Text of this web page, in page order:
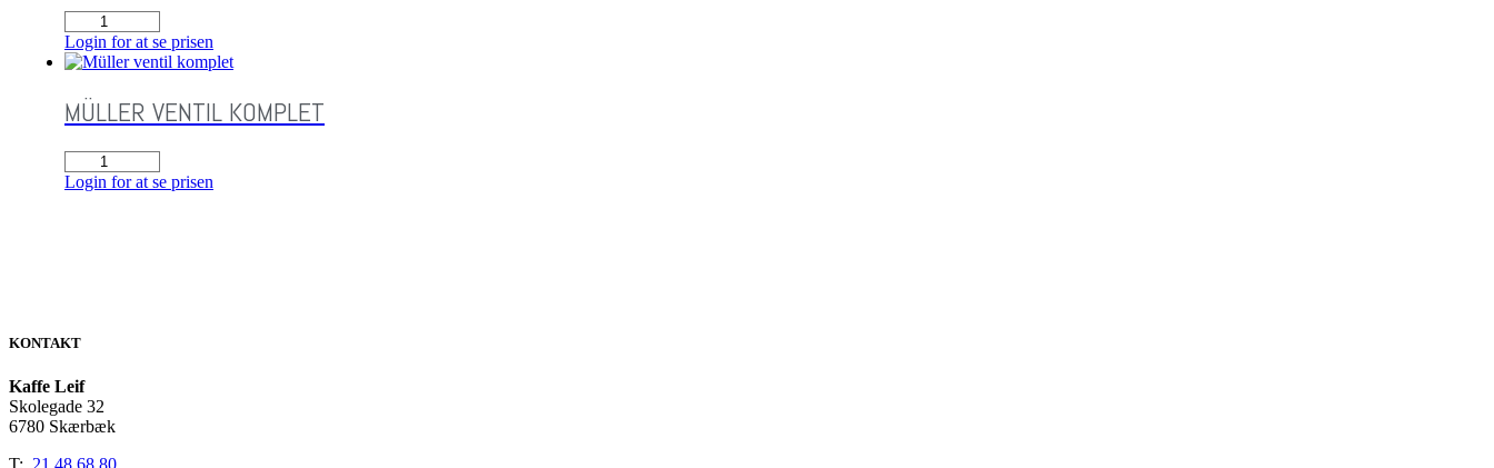
Animo
Flowmeter
Animo
Login for at se prisen
MÜLLER VENTIL KOMPLET
Müller
ventil
Login for at se prisen
KONTAKT
Kaffe Leif
Skolegade 32
6780 Skærbæk